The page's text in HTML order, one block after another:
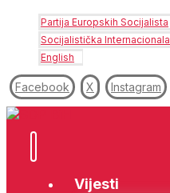
Partija Europskih Socijalista
Socijalistička Internacionala
English
Facebook X Instagram
Vijesti